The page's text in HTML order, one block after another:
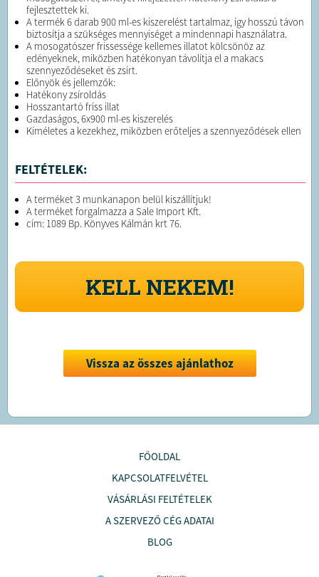
fejlesztettek ki.
A termék 6 darab 900 ml-es kiszerelést tartalmaz, így hosszú távon
biztosítja a szükséges mennyiséget a mindennapi használatra.
A mosogatószer frissessége kellemes illatot kölcsönöz az
edényeknek, miközben hatékonyan távolítja el a makacs
szennyeződéseket és zsírt.
Előnyök és jellemzők:
Hatékony zsíroldás
Hosszantartó friss illat
Gazdaságos, 6x900 ml-es kiszerelés
Kíméletes a kezekhez, miközben erőteljes a szennyeződések ellen
FELTÉTELEK:
A terméket 3 munkanapon belül kiszállítjuk!
A terméket forgalmazza a Sale Import Kft.
cím: 1089 Bp. Könyves Kálmán krt 76.
KELL NEKEM!
Vissza az összes ajánlathoz
FŐOLDAL
KAPCSOLATFELVÉTEL
VÁSÁRLÁSI FELTÉTELEK
A SZERVEZŐ CÉG ADATAI
BLOG